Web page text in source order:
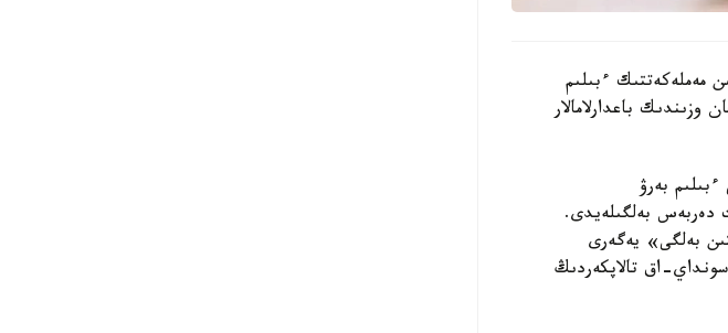
مەملەكەتتىك ءبىلىم
وزىندىك باعدارلامالار
بەرۋ
دەربەس بەلگىلەيدى.
بەلگى» يەگەرى
سونداي-اق تالاپكەردىڭ